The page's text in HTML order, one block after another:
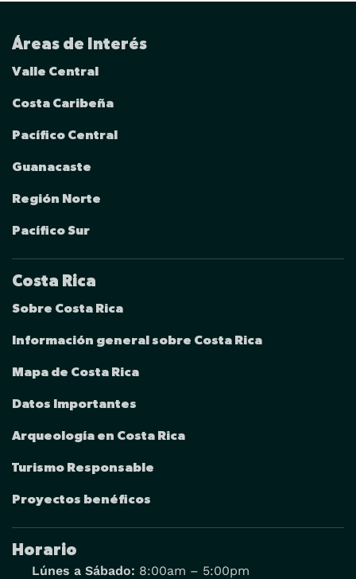
Áreas de Interés
Valle Central
Costa Caribeña
Pacífico Central
Guanacaste
Región Norte
Pacífico Sur
Costa Rica
Sobre Costa Rica
Información general sobre Costa Rica
Mapa de Costa Rica
Datos Importantes
Arqueología en Costa Rica
Turismo Responsable
Proyectos benéficos
Horario
Lúnes a Sábado: 8:00am – 5:00pm